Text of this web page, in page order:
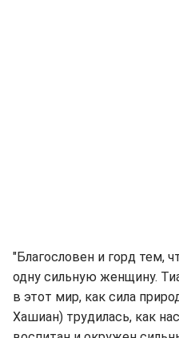
"Благословен и горд тем,
одну сильную женщину.
в этот мир, как сила
Хашиан) трудилась, как